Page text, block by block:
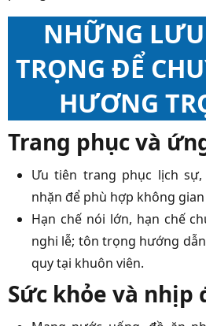
NHỮNG
TRỌNG ĐỂ
HƯƠNG
Trang phục và
Ưu tiên trang phục lịch
nhặn để phù hợp không
Hạn chế nói lớn, hạn chế
nghi lễ; tôn trọng hướng
quy tại khuôn viên.
Sức khỏe và nhịp